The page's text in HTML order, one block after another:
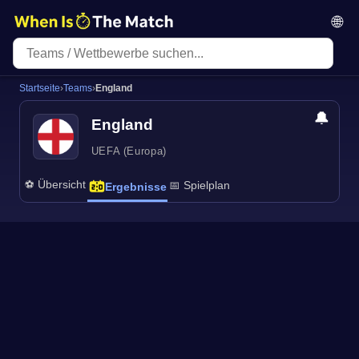
🌐
Startseite›Teams›England
England
UEFA (Europa)
🔔
⚽ Übersicht Ergebnisse 📅 Spielplan